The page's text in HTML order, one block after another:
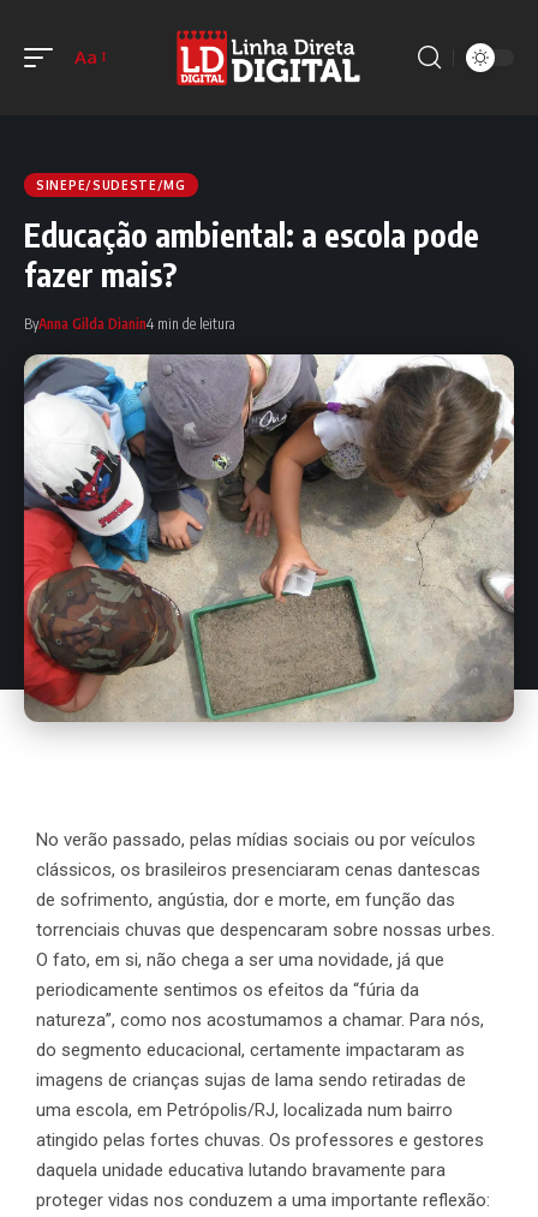
Aa
SINEPE/SUDESTE/MG
Educação ambiental: a escola pode
fazer mais?
ByAnna Gilda Dianin4 min de leitura
No verão passado, pelas mídias sociais ou por veículos
clássicos, os brasileiros presenciaram cenas dantescas
de sofrimento, angústia, dor e morte, em função das
torrenciais chuvas que despencaram sobre nossas urbes.
O fato, em si, não chega a ser uma novidade, já que
periodicamente sentimos os efeitos da “fúria da
natureza”, como nos acostumamos a chamar. Para nós,
do segmento educacional, certamente impactaram as
imagens de crianças sujas de lama sendo retiradas de
uma escola, em Petrópolis/RJ, localizada num bairro
atingido pelas fortes chuvas. Os professores e gestores
daquela unidade educativa lutando bravamente para
proteger vidas nos conduzem a uma importante reflexão: